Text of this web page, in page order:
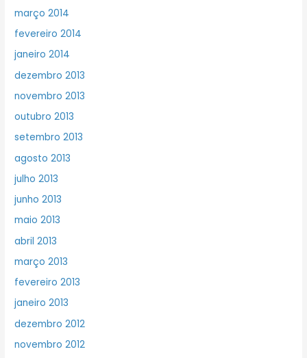
março 2014
fevereiro 2014
janeiro 2014
dezembro 2013
novembro 2013
outubro 2013
setembro 2013
agosto 2013
julho 2013
junho 2013
maio 2013
abril 2013
março 2013
fevereiro 2013
janeiro 2013
dezembro 2012
novembro 2012